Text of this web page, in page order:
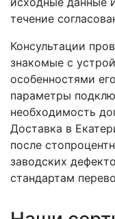
течение
Консультации
знакомые с
особенностями
параметры
необходимость
Доставка в
после
заводских
стандартам